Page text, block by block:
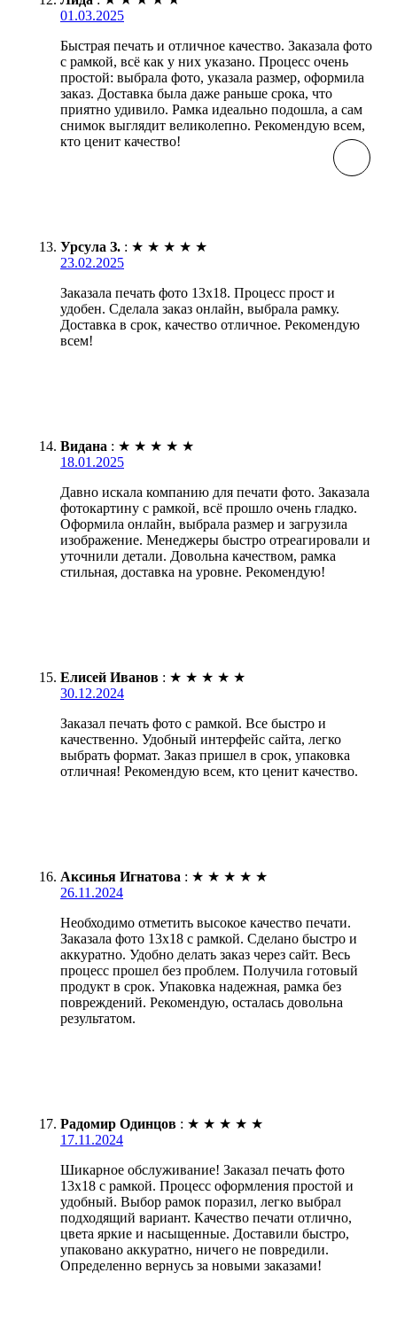
01.03.2025
Быстрая печать и отличное качество. Заказала фото
с рамкой, всё как у них указано. Процесс очень
простой: выбрала фото, указала размер, оформила
заказ. Доставка была даже раньше срока, что
приятно удивило. Рамка идеально подошла, а сам
снимок выглядит великолепно. Рекомендую всем,
кто ценит качество!
Урсула З. : ★ ★ ★ ★ ★
23.02.2025
Заказала печать фото 13х18. Процесс прост и
удобен. Сделала заказ онлайн, выбрала рамку.
Доставка в срок, качество отличное. Рекомендую
всем!
Видана : ★ ★ ★ ★ ★
18.01.2025
Давно искала компанию для печати фото. Заказала
фотокартину с рамкой, всё прошло очень гладко.
Оформила онлайн, выбрала размер и загрузила
изображение. Менеджеры быстро отреагировали и
уточнили детали. Довольна качеством, рамка
стильная, доставка на уровне. Рекомендую!
Елисей Иванов : ★ ★ ★ ★ ★
30.12.2024
Заказал печать фото с рамкой. Все быстро и
качественно. Удобный интерфейс сайта, легко
выбрать формат. Заказ пришел в срок, упаковка
отличная! Рекомендую всем, кто ценит качество.
Аксинья Игнатова : ★ ★ ★ ★ ★
26.11.2024
Необходимо отметить высокое качество печати.
Заказала фото 13х18 с рамкой. Сделано быстро и
аккуратно. Удобно делать заказ через сайт. Весь
процесс прошел без проблем. Получила готовый
продукт в срок. Упаковка надежная, рамка без
повреждений. Рекомендую, осталась довольна
результатом.
Радомир Одинцов : ★ ★ ★ ★ ★
17.11.2024
Шикарное обслуживание! Заказал печать фото
13х18 с рамкой. Процесс оформления простой и
удобный. Выбор рамок поразил, легко выбрал
подходящий вариант. Качество печати отлично,
цвета яркие и насыщенные. Доставили быстро,
упаковано аккуратно, ничего не повредили.
Определенно вернусь за новыми заказами!